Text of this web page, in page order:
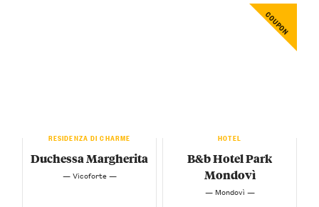
RESIDENZA DI CHARME
Duchessa Margherita
— Vicoforte —
COUPON
HOTEL
B&b Hotel Park
Mondovì
— Mondovì —